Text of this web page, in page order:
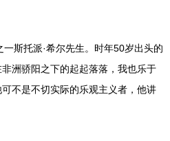
斯托派·希尔先生。时年50岁出头的
洲骄阳之下的起起落落，我也乐于
不是不切实际的乐观主义者，他讲